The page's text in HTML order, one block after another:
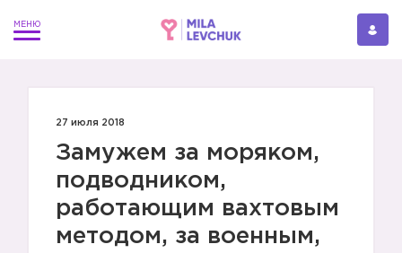
27 июля 2018
Замужем за моряком,
подводником,
работающим вахтовым
методом, за военным,